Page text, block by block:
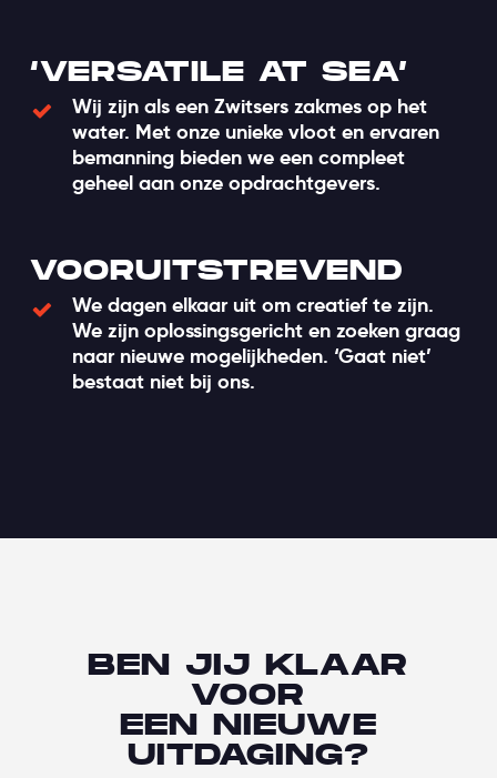
‘VERSATILE AT SEA’
Wij zijn als een Zwitsers zakmes op het
water. Met onze unieke vloot en ervaren
bemanning bieden we een compleet
geheel aan onze opdrachtgevers.
VOORUITSTREVEND
We dagen elkaar uit om creatief te zijn.
We zijn oplossingsgericht en zoeken graag
naar nieuwe mogelijkheden. ‘Gaat niet’
bestaat niet bij ons.
BEN JIJ KLAAR
VOOR
EEN NIEUWE
UITDAGING?